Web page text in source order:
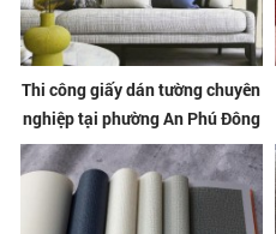
Thi công giấy dán tường chuyên
nghiệp tại phường An Phú Đông